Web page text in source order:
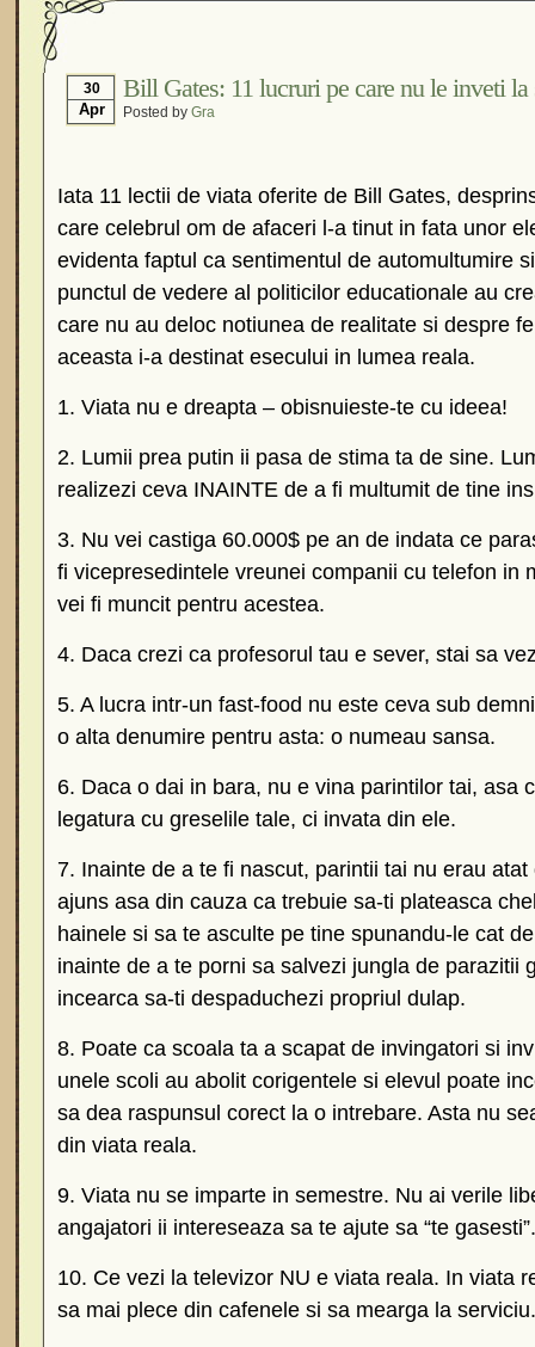
30
Apr
Bill Gates: 11 lucruri pe care nu le inveti la
Posted by Gra
Iata 11 lectii de viata oferite de Bill Gates,
care celebrul om de afaceri l-a tinut in fata unor
evidenta faptul ca sentimentul de automultumire
punctul de vedere al politicilor educationale au
care nu au deloc notiunea de realitate si despre
aceasta i-a destinat esecului in lumea reala.
1. Viata nu e dreapta – obisnuieste-te cu ideea!
2. Lumii prea putin ii pasa de stima ta de sine.
realizezi ceva INAINTE de a fi multumit de tine
3. Nu vei castiga 60.000$ pe an de indata ce
fi vicepresedintele vreunei companii cu telefon in
vei fi muncit pentru acestea.
4. Daca crezi ca profesorul tau e sever, stai sa
5. A lucra intr-un fast-food nu este ceva sub
o alta denumire pentru asta: o numeau sansa.
6. Daca o dai in bara, nu e vina parintilor tai, asa
legatura cu greselile tale, ci invata din ele.
7. Inainte de a te fi nascut, parintii tai nu erau
ajuns asa din cauza ca trebuie sa-ti plateasca
hainele si sa te asculte pe tine spunandu-le cat
inainte de a te porni sa salvezi jungla de parazitii
incearca sa-ti despaduchezi propriul dulap.
8. Poate ca scoala ta a scapat de invingatori si
unele scoli au abolit corigentele si elevul poate
sa dea raspunsul corect la o intrebare. Asta nu
din viata reala.
9. Viata nu se imparte in semestre. Nu ai verile
angajatori ii intereseaza sa te ajute sa “te
10. Ce vezi la televizor NU e viata reala. In viata
sa mai plece din cafenele si sa mearga la serviciu.